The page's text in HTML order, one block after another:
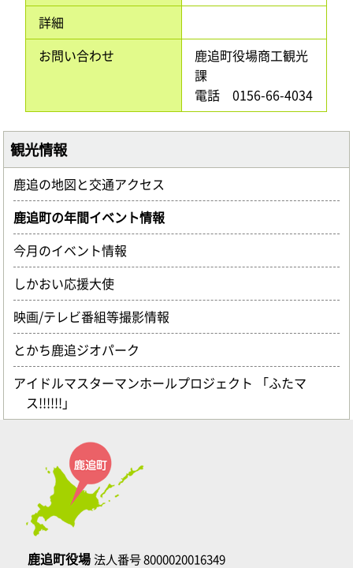
詳細
お問い合わせ
鹿追町役場商工観光
課
電話 0156-66-4034
観光情報
鹿追の地図と交通アクセス
鹿追町の年間イベント情報
今月のイベント情報
しかおい応援大使
映画/テレビ番組等撮影情報
とかち鹿追ジオパーク
アイドルマスターマンホールプロジェクト 「ふたマ
ス!!!!!!」
鹿追町役場法人番号 8000020016349